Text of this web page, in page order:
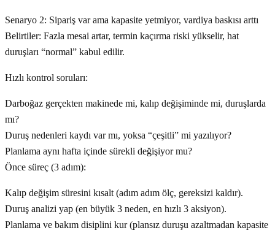
Senaryo 2: Sipariş var ama kapasite yetmiyor, vardiya baskısı arttı
Belirtiler: Fazla mesai artar, termin kaçırma riski yükselir, hat
duruşları “normal” kabul edilir.
Hızlı kontrol soruları:
Darboğaz gerçekten makinede mi, kalıp değişiminde mi, duruşlarda
mı?
Duruş nedenleri kaydı var mı, yoksa “çeşitli” mi yazılıyor?
Planlama aynı hafta içinde sürekli değişiyor mu?
Önce süreç (3 adım):
Kalıp değişim süresini kısalt (adım adım ölç, gereksizi kaldır).
Duruş analizi yap (en büyük 3 neden, en hızlı 3 aksiyon).
Planlama ve bakım disiplini kur (plansız duruşu azaltmadan kapasite